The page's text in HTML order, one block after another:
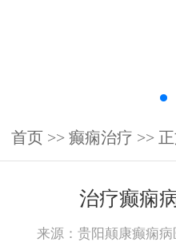
首页 >> 癫痫治疗 >>
治疗癫痫
来源：贵阳颠康癫痫病